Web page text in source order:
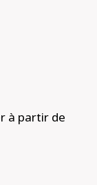
à partir de